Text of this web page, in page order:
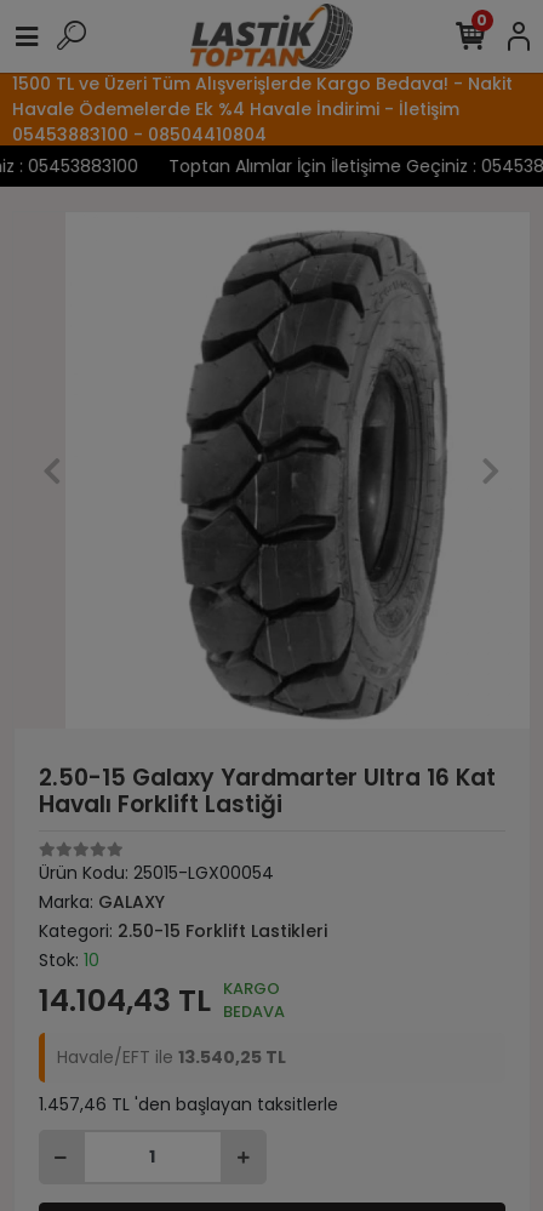
1500 TL ve Üzeri Tüm Alışverişlerde Kargo Bedava! - Nakit
Havale Ödemelerde Ek %4 Havale İndirimi - İletişim
05453883100 - 08504410804
Toptan Alımlar İçin İletişime Geçiniz :
0
2.50-15 Galaxy Yardmarter Ultra 16 Kat
Havalı Forklift Lastiği
Ürün Kodu: 25015-LGX00054
Marka: GALAXY
Kategori: 2.50-15 Forklift Lastikleri
Stok: 10
14.104,43 TL KARGO
BEDAVA
Havale/EFT ile 13.540,25 TL
1.457,46 TL 'den başlayan taksitlerle